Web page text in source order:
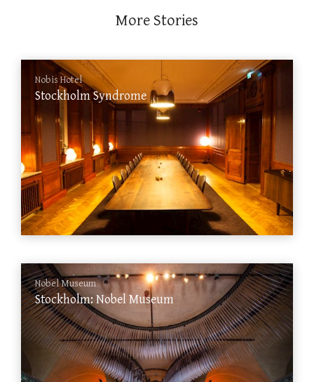
More Stories
Nobis Hotel
Stockholm Syndrome
Nobel Museum
Stockholm: Nobel Museum